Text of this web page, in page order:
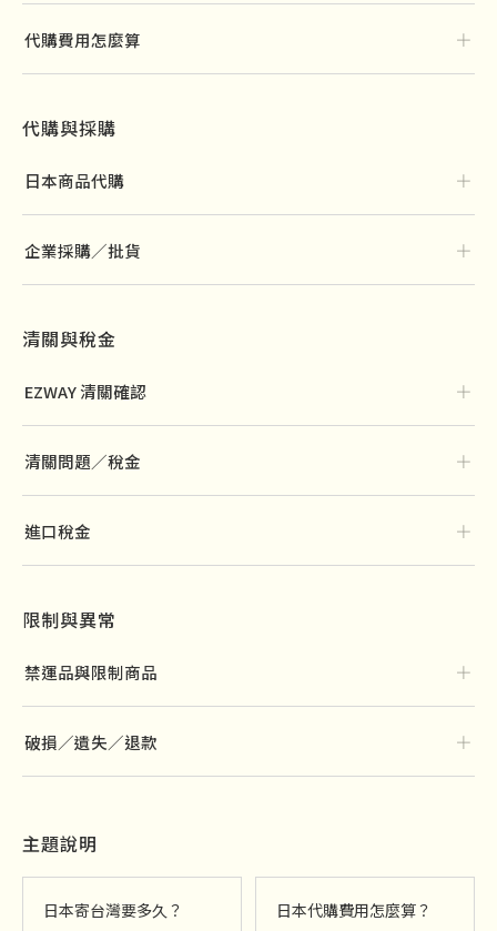
代購費用怎麼算 ＋
代購與採購
日本商品代購 ＋
企業採購／批貨 ＋
清關與稅金
EZWAY 清關確認 ＋
清關問題／稅金 ＋
進口稅金 ＋
限制與異常
禁運品與限制商品 ＋
破損／遺失／退款 ＋
主題說明
日本寄台灣要多久？ 日本代購費用怎麼算？